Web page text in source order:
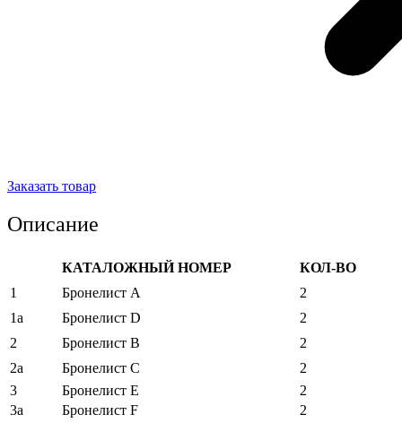
Заказать товар
Описание
КАТАЛОЖНЫЙ НОМЕР
КОЛ-ВО
1
Бронелист A
2
1a
Бронелист D
2
2
Бронелист B
2
2a
Бронелист C
2
3
Бронелист E
2
3a
Бронелист F
2